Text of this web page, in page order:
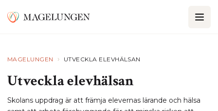
MAGELUNGEN › UTVECKLA ELEVHÄLSAN
Utveckla elevhälsan
Skolans uppdrag är att främja elevernas lärande och hälsa